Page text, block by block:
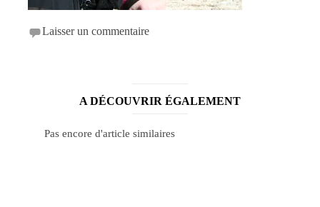
Laisser un commentaire
A DÉCOUVRIR ÉGALEMENT
Pas encore d'article similaires